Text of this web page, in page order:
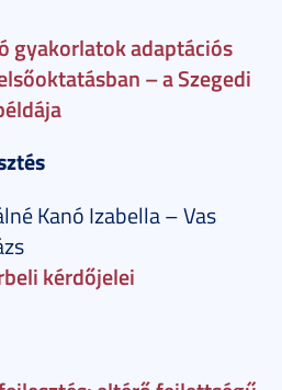
gyakorlatok adaptációs
– a Szegedi
Kanó Izabella – Vas
kérdőjelei